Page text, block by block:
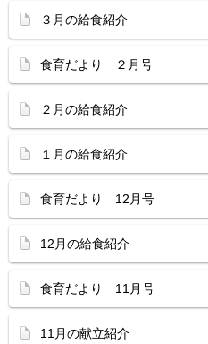
３月の給食紹介
食育だより ２月号
２月の給食紹介
１月の給食紹介
食育だより 12月号
12月の給食紹介
食育だより 11月号
11月の献立紹介